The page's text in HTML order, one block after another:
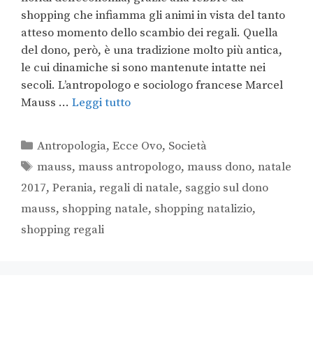
shopping che infiamma gli animi in vista del tanto
atteso momento dello scambio dei regali. Quella
del dono, però, è una tradizione molto più antica,
le cui dinamiche si sono mantenute intatte nei
secoli. L’antropologo e sociologo francese Marcel
Mauss … Leggi tutto
Antropologia,Ecce Ovo, Società
mauss,mauss antropologo,mauss dono,natale
2017, Perania, regali di natale, saggio sul dono
mauss, shopping natale, shopping natalizio,
shopping regali